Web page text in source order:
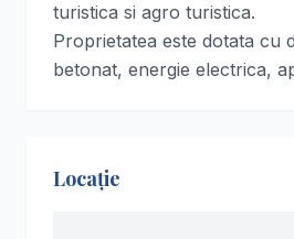
turistica si agro turistica.
Proprietatea este dotata cu
betonat, energie electrica,
Locație